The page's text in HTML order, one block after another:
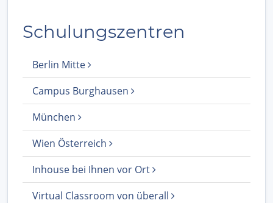
Schulungszentren
Berlin Mitte
Campus Burghausen
München
Wien Österreich
Inhouse bei Ihnen vor Ort
Virtual Classroom von überall